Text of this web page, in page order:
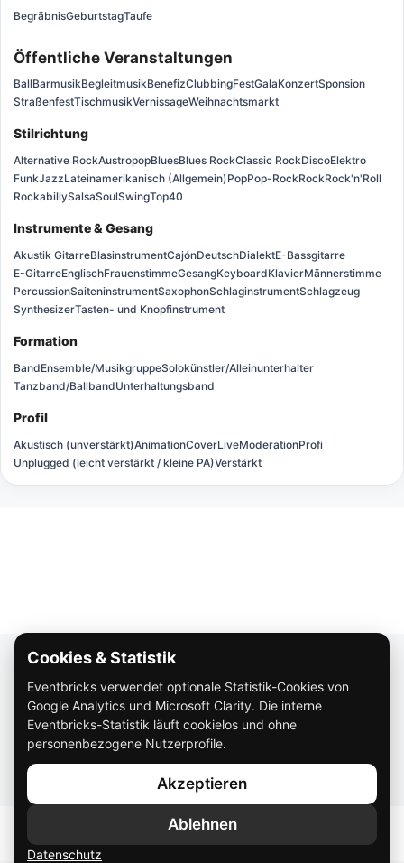
BegräbnisGeburtstagTaufe
Öffentliche Veranstaltungen
BallBarmusikBegleitmusikBenefizClubbingFestGalaKonzertSponsion
StraßenfestTischmusikVernissageWeihnachtsmarkt
Stilrichtung
Alternative RockAustropopBluesBlues RockClassic RockDiscoElektro
FunkJazzLateinamerikanisch (Allgemein)PopPop-RockRockRock'n'Roll
RockabillySalsaSoulSwingTop40
Instrumente & Gesang
Akustik GitarreBlasinstrumentCajónDeutschDialektE-Bassgitarre
E-GitarreEnglischFrauenstimmeGesangKeyboardKlavierMännerstimme
PercussionSaiteninstrumentSaxophonSchlaginstrumentSchlagzeug
SynthesizerTasten- und Knopfinstrument
Formation
BandEnsemble/MusikgruppeSolokünstler/Alleinunterhalter
Tanzband/BallbandUnterhaltungsband
Profil
Akustisch (unverstärkt)AnimationCoverLiveModerationProfi
Unplugged (leicht verstärkt / kleine PA)Verstärkt
Über Eventbricks
So funktioniert Eventbricks
Impressum
Datenschutz
Cookies & Statistik
Eventbricks verwendet optionale Statistik-Cookies von
Google Analytics und Microsoft Clarity. Die interne
Eventbricks-Statistik läuft cookielos und ohne
personenbezogene Nutzerprofile.
Akzeptieren
Ablehnen
Datenschutz